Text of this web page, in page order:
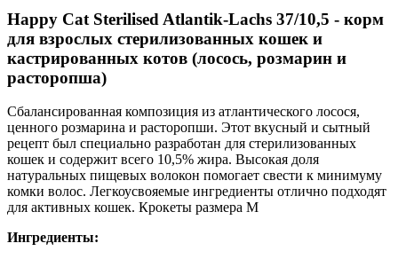
Happy Cat Sterilised Atlantik-Lachs 37/10,5 - корм
для взрослых стерилизованных кошек и
кастрированных котов (лосось, розмарин и
расторопша)
Сбалансированная композиция из атлантического лосося,
ценного розмарина и расторопши. Этот вкусный и сытный
рецепт был специально разработан для стерилизованных
кошек и содержит всего 10,5% жира. Высокая доля
натуральных пищевых волокон помогает свести к минимуму
комки волос. Легкоусвояемые ингредиенты отлично подходят
для активных кошек. Крокеты размера М
Ингредиенты: